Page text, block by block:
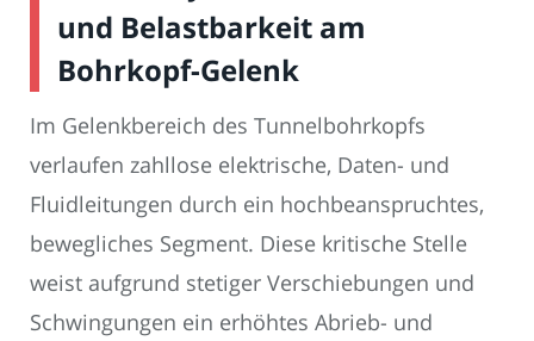
und Belastbarkeit am
Bohrkopf-Gelenk
Im Gelenkbereich des Tunnelbohrkopfs
verlaufen zahllose elektrische, Daten- und
Fluidleitungen durch ein hochbeanspruchtes,
bewegliches Segment. Diese kritische Stelle
weist aufgrund stetiger Verschiebungen und
Schwingungen ein erhöhtes Abrieb- und